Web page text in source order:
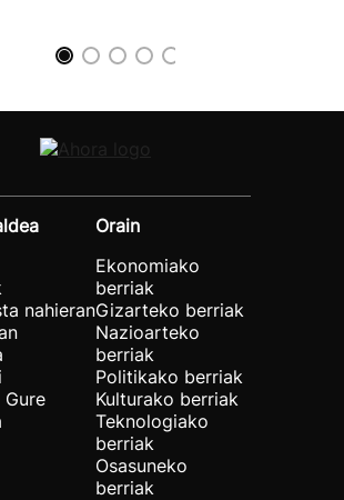
nahieran
Gure
Orain
Ekonomiako
berriak
Gizarteko berriak
Nazioarteko
berriak
Politikako berriak
Kulturako berriak
Teknologiako
berriak
Osasuneko
berriak